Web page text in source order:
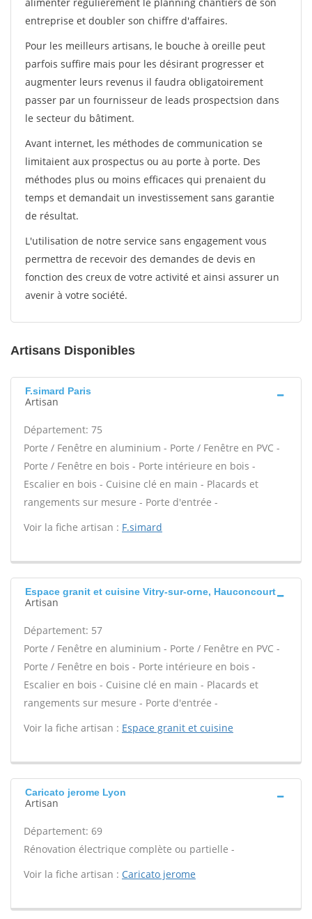
entreprise et doubler son chiffre d'affaires.
Pour les meilleurs artisans, le bouche à oreille peut
parfois suffire mais pour les désirant progresser et
augmenter leurs revenus il faudra obligatoirement
passer par un fournisseur de leads prospectsion dans
le secteur du bâtiment.
Avant internet, les méthodes de communication se
limitaient aux prospectus ou au porte à porte. Des
méthodes plus ou moins efficaces qui prenaient du
temps et demandait un investissement sans garantie
de résultat.
L'utilisation de notre service sans engagement vous
permettra de recevoir des demandes de devis en
fonction des creux de votre activité et ainsi assurer un
avenir à votre société.
Artisans Disponibles
F.simard Paris
Artisan
Département: 75
Porte / Fenêtre en aluminium - Porte / Fenêtre en PVC -
Porte / Fenêtre en bois - Porte intérieure en bois -
Escalier en bois - Cuisine clé en main - Placards et
rangements sur mesure - Porte d'entrée -
Voir la fiche artisan : F.simard
Espace granit et cuisine Vitry-sur-orne, Hauconcourt
Artisan
Département: 57
Porte / Fenêtre en aluminium - Porte / Fenêtre en PVC -
Porte / Fenêtre en bois - Porte intérieure en bois -
Escalier en bois - Cuisine clé en main - Placards et
rangements sur mesure - Porte d'entrée -
Voir la fiche artisan : Espace granit et cuisine
Caricato jerome Lyon
Artisan
Département: 69
Rénovation électrique complète ou partielle -
Voir la fiche artisan : Caricato jerome